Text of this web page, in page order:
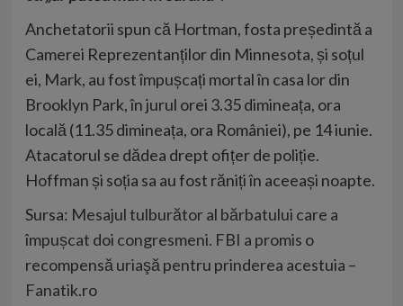
Anchetatorii spun că Hortman, fosta președintă a
Camerei Reprezentanților din Minnesota, și soțul
ei, Mark, au fost împușcați mortal în casa lor din
Brooklyn Park, în jurul orei 3.35 dimineața, ora
locală (11.35 dimineața, ora României), pe 14 iunie.
Atacatorul se dădea drept ofițer de poliție.
Hoffman și soția sa au fost răniți în aceeași noapte.
Sursa: Mesajul tulburător al bărbatului care a
împușcat doi congresmeni. FBI a promis o
recompensă uriaşă pentru prinderea acestuia –
Fanatik.ro